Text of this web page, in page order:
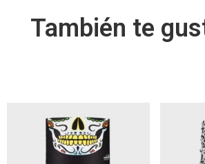
También te